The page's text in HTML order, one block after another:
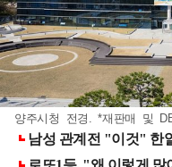
양주시청 전경. *재판매 및